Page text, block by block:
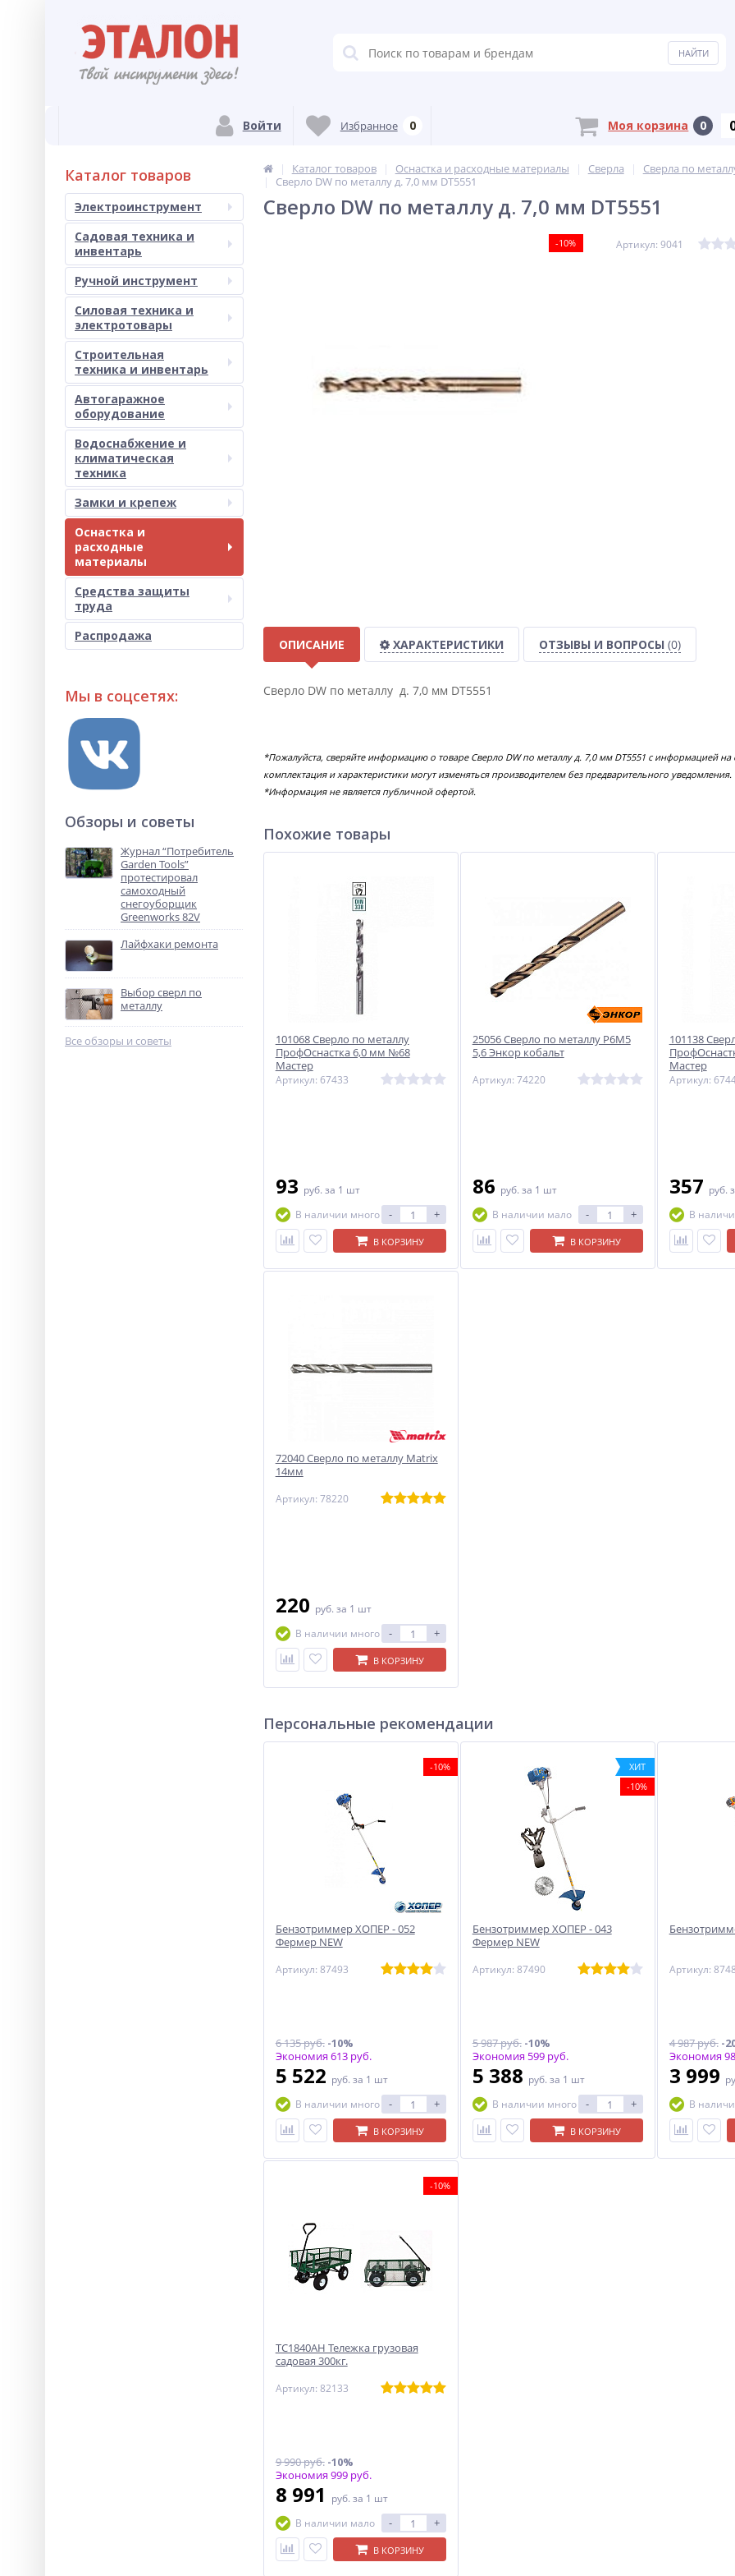
Войти Избранное 0 Моя корзина 0
Каталог товаров
Электроинструмент
Садовая техника и
инвентарь
Ручной инструмент
Силовая техника и
электротовары
Строительная
техника и инвентарь
Автогаражное
оборудование
Водоснабжение и
климатическая
техника
Замки и крепеж
Оснастка и
расходные
материалы
Средства защиты
труда
Распродажа
Мы в соцсетях:
Обзоры и советы
Журнал “Потребитель
Garden Tools”
протестировал
самоходный
снегоуборщик
Greenworks 82V
Лайфхаки ремонта
Выбор сверл по
металлу
Все обзоры и советы
Каталог товаров Оснастка и расходные материалы Сверла
Сверла по
Сверло DW по металлу д. 7,0 мм DT5551
Сверло DW по металлу д. 7,0 мм DT5551
-10% Артикул: 9041
ОПИСАНИЕ ХАРАКТЕРИСТИКИ ОТЗЫВЫ И ВОПРОСЫ (0)
Сверло DW по металлу д. 7,0 мм DT5551
*Пожалуйста, сверяйте информацию о товаре Сверло DW по металлу д. 7,0 мм DT5551 с информацией
комплектация и характеристики могут изменяться производителем без предварительного уведомления.
*Информация не является публичной офертой.
Похожие товары
101068 Сверло по металлу
ПрофОснастка 6,0 мм №68
Мастер
Артикул: 67433
93 руб. за 1 шт
В наличии много
- +
В КОРЗИНУ
25056 Сверло по металлу Р6М5
5,6 Энкор кобальт
Артикул: 74220
86 руб. за 1 шт
В наличии мало
- +
В КОРЗИНУ
101138
Мастер
Артикул:
357 руб.
В
72040 Сверло по металлу Matrix
14мм
Артикул: 78220
220 руб. за 1 шт
В наличии много
- +
В КОРЗИНУ
Персональные рекомендации
-10%
Бензотриммер ХОПЕР - 052
Фермер NEW
Артикул: 87493
6 135 руб.-10%
Экономия 613 руб.
5 522 руб. за 1 шт
В наличии много
- +
В КОРЗИНУ
ХИТ
-10%
Бензотриммер ХОПЕР - 043
Фермер NEW
Артикул: 87490
5 987 руб.-10%
Экономия 599 руб.
5 388 руб. за 1 шт
В наличии много
- +
В КОРЗИНУ
Артикул:
4 987 руб.-
Экономия
3 999
В
-10%
ТС1840АН Тележка грузовая
садовая 300кг.
Артикул: 82133
9 990 руб.-10%
Экономия 999 руб.
8 991 руб. за 1 шт
В наличии мало
- +
В КОРЗИНУ